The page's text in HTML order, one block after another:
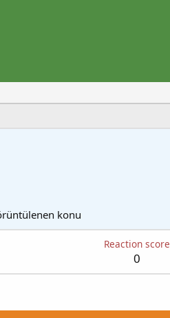
konu
Reaction score
0